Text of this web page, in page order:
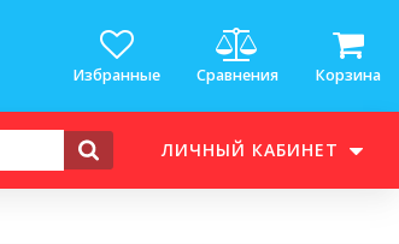
Избранные Сравнения Корзина
ЛИЧНЫЙ КАБИНЕТ